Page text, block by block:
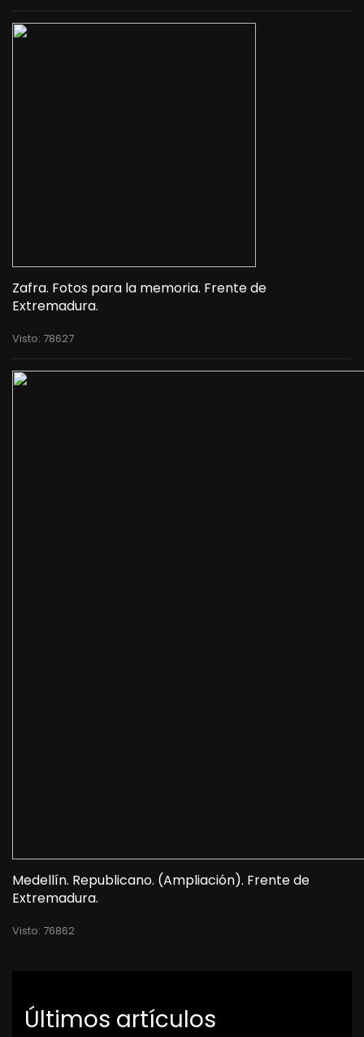
Zafra. Fotos para la memoria. Frente de
Extremadura.
Visto: 78627
Medellín. Republicano. (Ampliación). Frente de
Extremadura.
Visto: 76862
Últimos artículos